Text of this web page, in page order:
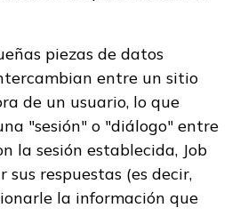
piezas de datos
entre un sitio
de un usuario, lo que
"sesión" o "diálogo" entre
la sesión establecida, Job
sus respuestas (es decir,
la información que